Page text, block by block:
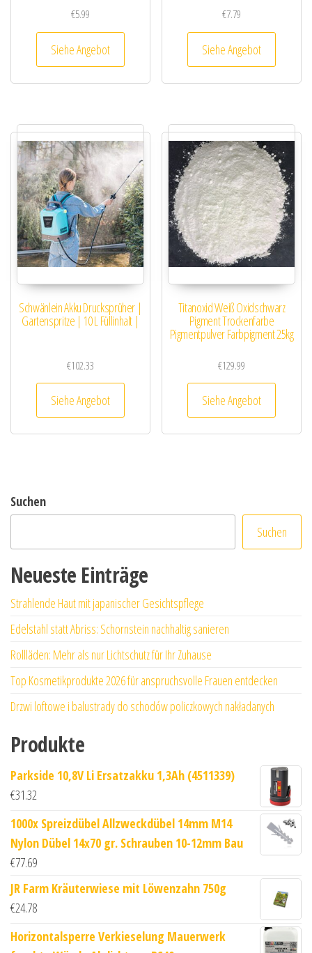
€5.99
Siehe Angebot
€7.79
Siehe Angebot
Schwänlein Akku Drucksprüher |
Gartenspritze | 10 L Füllinhalt |
€102.33
Siehe Angebot
Titanoxid Weiß Oxidschwarz
Pigment Trockenfarbe
Pigmentpulver Farbpigment 25kg
€129.99
Siehe Angebot
Suchen
Suchen
Neueste Einträge
Strahlende Haut mit japanischer Gesichtspflege
Edelstahl statt Abriss: Schornstein nachhaltig sanieren
Rollläden: Mehr als nur Lichtschutz für Ihr Zuhause
Top Kosmetikprodukte 2026 für anspruchsvolle Frauen entdecken
Drzwi loftowe i balustrady do schodów policzkowych nakładanych
Produkte
Parkside 10,8V Li Ersatzakku 1,3Ah (4511339)
€31.32
1000x Spreizdübel Allzweckdübel 14mm M14
Nylon Dübel 14x70 gr. Schrauben 10-12mm Bau
€77.69
JR Farm Kräuterwiese mit Löwenzahn 750g
€24.78
Horizontalsperre Verkieselung Mauerwerk